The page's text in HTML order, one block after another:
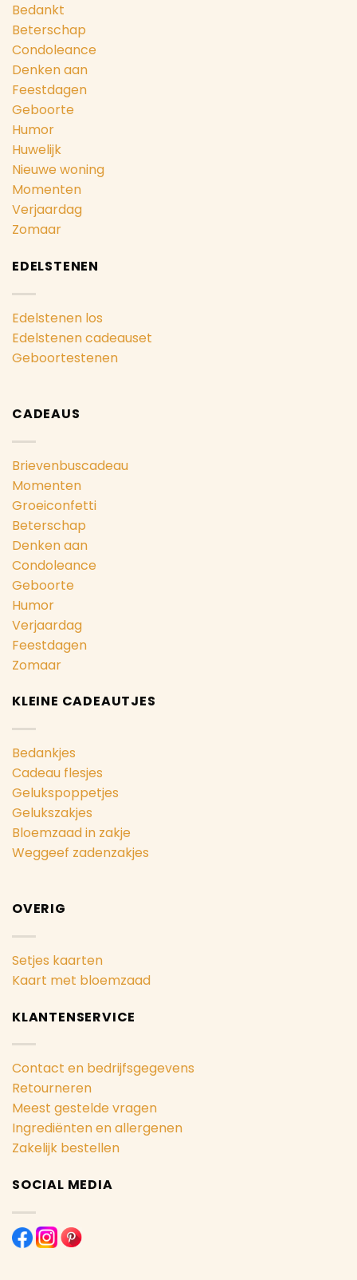
Bedankt
Beterschap
Condoleance
Denken aan
Feestdagen
Geboorte
Humor
Huwelijk
Nieuwe woning
Momenten
Verjaardag
Zomaar
EDELSTENEN
Edelstenen los
Edelstenen cadeauset
Geboortestenen
CADEAUS
Brievenbuscadeau
Momenten
Groeiconfetti
Beterschap
Denken aan
Condoleance
Geboorte
Humor
Verjaardag
Feestdagen
Zomaar
KLEINE CADEAUTJES
Bedankjes
Cadeau flesjes
Gelukspoppetjes
Gelukszakjes
Bloemzaad in zakje
Weggeef zadenzakjes
OVERIG
Setjes kaarten
Kaart met bloemzaad
KLANTENSERVICE
Contact en bedrijfsgegevens
Retourneren
Meest gestelde vragen
Ingrediënten en allergenen
Zakelijk bestellen
SOCIAL MEDIA